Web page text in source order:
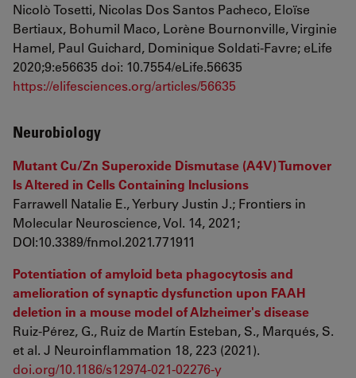
Nicolò Tosetti, Nicolas Dos Santos Pacheco, Eloïse
Bertiaux, Bohumil Maco, Lorène Bournonville, Virginie
Hamel, Paul Guichard, Dominique Soldati-Favre; eLife
2020;9:e56635 doi: 10.7554/eLife.56635
https://elifesciences.org/articles/56635
Neurobiology
Mutant Cu/Zn Superoxide Dismutase (A4V) Turnover
Is Altered in Cells Containing Inclusions
Farrawell Natalie E., Yerbury Justin J.; Frontiers in
Molecular Neuroscience, Vol. 14, 2021;
DOI:10.3389/fnmol.2021.771911
Potentiation of amyloid beta phagocytosis and
amelioration of synaptic dysfunction upon FAAH
deletion in a mouse model of Alzheimer's disease
Ruiz-Pérez, G., Ruiz de Martín Esteban, S., Marqués, S.
et al. J Neuroinflammation 18, 223 (2021).
doi.org/10.1186/s12974-021-02276-y